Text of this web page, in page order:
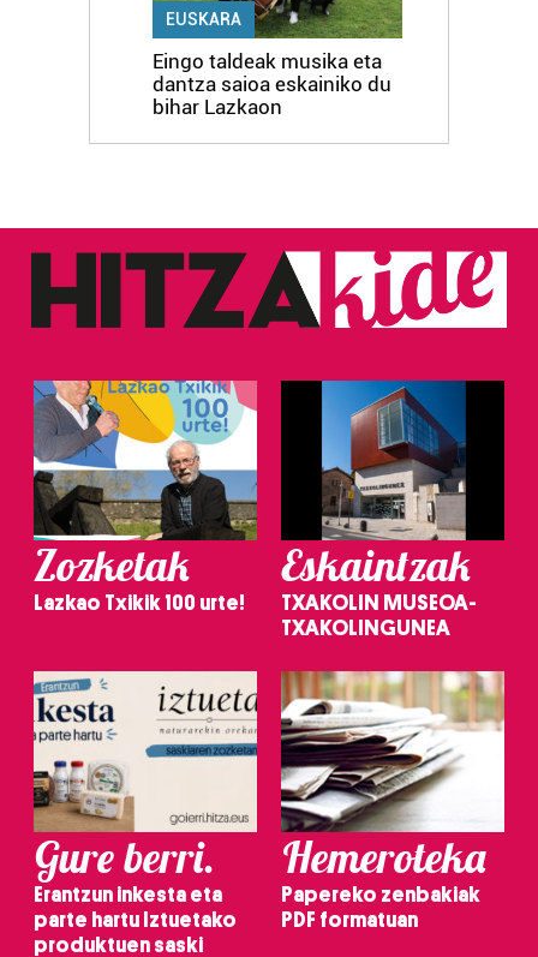
EUSKARA
Eingo taldeak musika eta
dantza saioa eskainiko du
bihar Lazkaon
Zozketak
Lazkao Txikik 100 urte!
Eskaintzak
TXAKOLIN MUSEOA-
TXAKOLINGUNEA
Gure berri.
Erantzun inkesta eta
parte hartu Iztuetako
produktuen saski
Hemeroteka
Papereko zenbakiak
PDF formatuan